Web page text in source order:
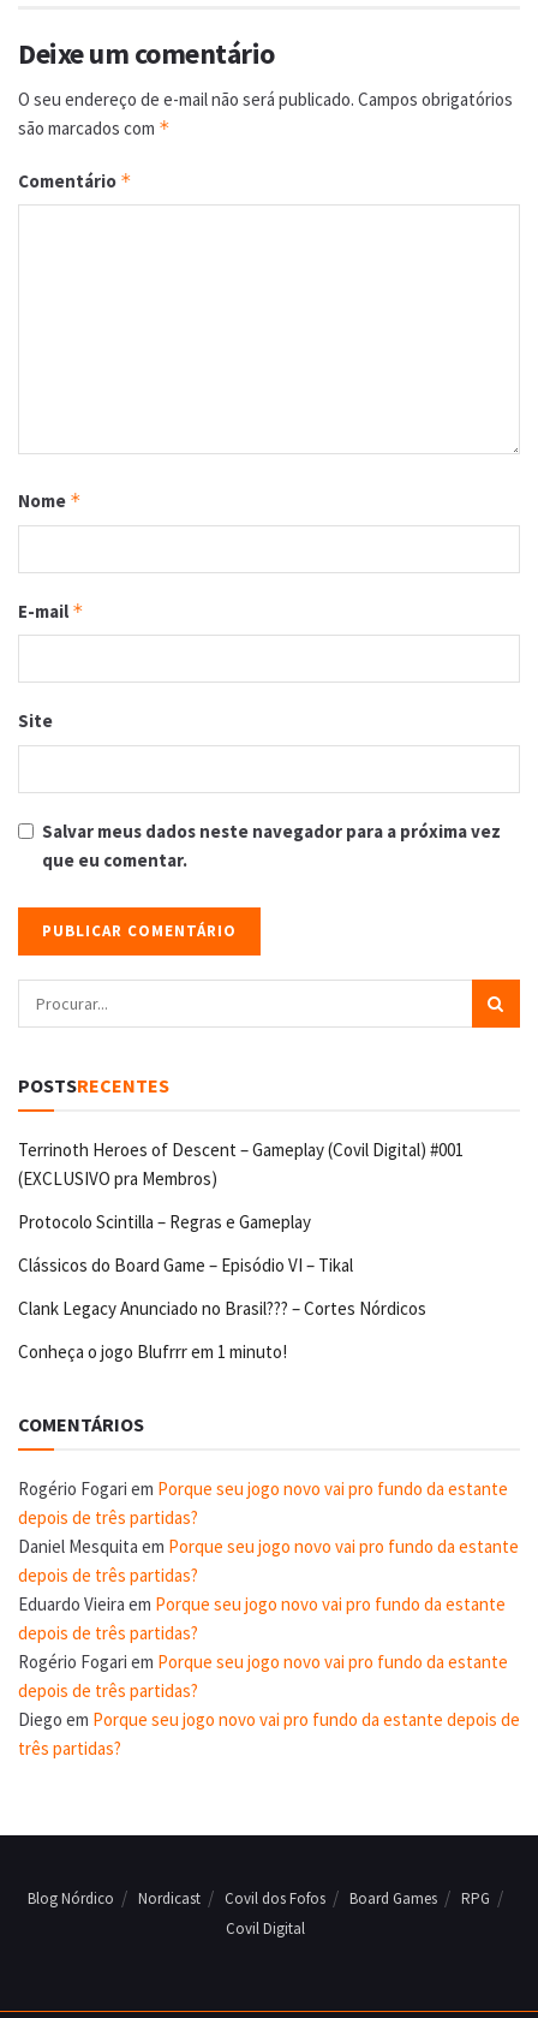
Deixe um comentário
O seu endereço de e-mail não será publicado. Campos obrigatórios
são marcados com *
Comentário *
Nome *
E-mail *
Site
Salvar meus dados neste navegador para a próxima vez
que eu comentar.
POSTSRECENTES
Terrinoth Heroes of Descent – Gameplay (Covil Digital) #001
(EXCLUSIVO pra Membros)
Protocolo Scintilla – Regras e Gameplay
Clássicos do Board Game – Episódio VI – Tikal
Clank Legacy Anunciado no Brasil??? – Cortes Nórdicos
Conheça o jogo Blufrrr em 1 minuto!
COMENTÁRIOS
Rogério Fogari em Porque seu jogo novo vai pro fundo da estante
depois de três partidas?
Daniel Mesquita em Porque seu jogo novo vai pro fundo da estante
depois de três partidas?
Eduardo Vieira em Porque seu jogo novo vai pro fundo da estante
depois de três partidas?
Rogério Fogari em Porque seu jogo novo vai pro fundo da estante
depois de três partidas?
Diego em Porque seu jogo novo vai pro fundo da estante depois de
três partidas?
Blog Nórdico Nordicast Covil dos Fofos Board Games
RPG
Covil Digital